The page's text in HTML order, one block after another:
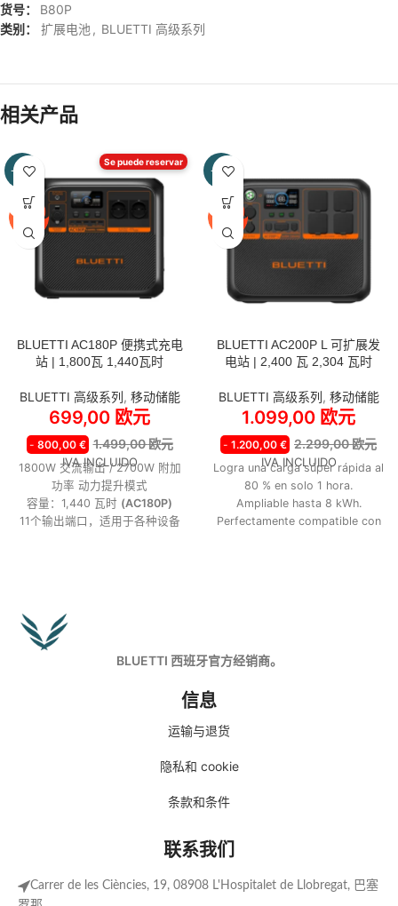
货号： B80P
类别：
扩展电池 , BLUETTI 高级系列
相关产品
Se puede reservar
-53%
BLUETTI AC180P 便携式充电
站 | 1,800瓦 1,440瓦时
BLUETTI 高级系列, 移动储能
699,00 欧元
- 800,00 € 1.499,00欧元
IVA INCLUIDO
1800W 交流输出 / 2700W 附加
功率 动力提升模式
容量：1,440 瓦时 (AC180P)
11个输出端口，适用于各种设备
钟内从 0 充电到 80 %
环保/清洁/安静/经济
-52%
BLUETTI AC200P L 可扩展发
电站 | 2,400 瓦 2,304 瓦时
BLUETTI 高级系列, 移动储能
1.099,00 欧元
- 1.200,00 € 2.299,00欧元
IVA INCLUIDO
Logra una carga súper rápida al
80 % en solo 1 hora.
Ampliable hasta 8 kWh.
Perfectamente compatible con
BLUETTI 西班牙官方经销商。
信息
运输与退货
隐私和 cookie
条款和条件
联系我们
Carrer de les Ciències, 19, 08908 L'Hospitalet de Llobregat, 巴塞